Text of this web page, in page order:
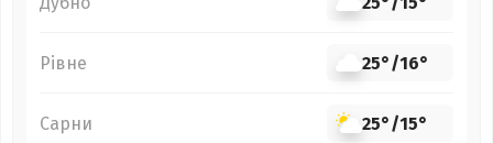
Рівне 25°/16°
Сарни 25°/15°